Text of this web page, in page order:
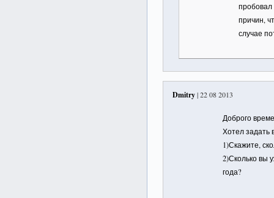
пробовал
причин,
случае
Dmitry| 22 08 2013
Доброго
Хотел задать
1)Скажите,
2)Сколько вы
года?